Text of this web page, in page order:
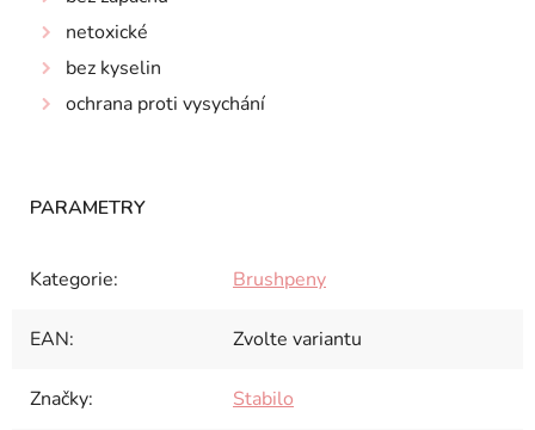
netoxické
bez kyselin
ochrana proti vysychání
Kategorie: Brushpeny
EAN: Zvolte variantu
Značky: Stabilo